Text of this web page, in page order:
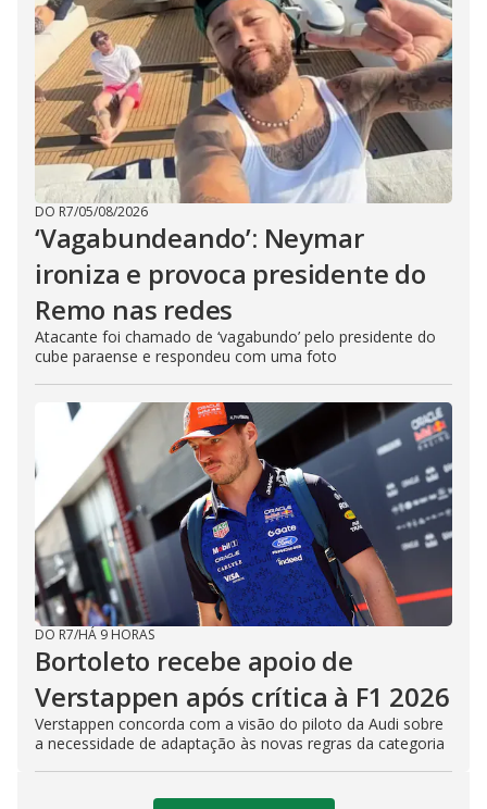
DO R7/05/08/2026
‘Vagabundeando’: Neymar
ironiza e provoca presidente do
Remo nas redes
Atacante foi chamado de ‘vagabundo’ pelo presidente do
cube paraense e respondeu com uma foto
DO R7/HÁ 9 HORAS
Bortoleto recebe apoio de
Verstappen após crítica à F1 2026
Verstappen concorda com a visão do piloto da Audi sobre
a necessidade de adaptação às novas regras da categoria